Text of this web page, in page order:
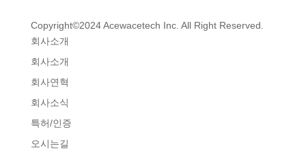
Copyright©2024 Acewacetech Inc. All Right Reserved.
회사소개
회사소개
회사연혁
회사소식
특허/인증
오시는길